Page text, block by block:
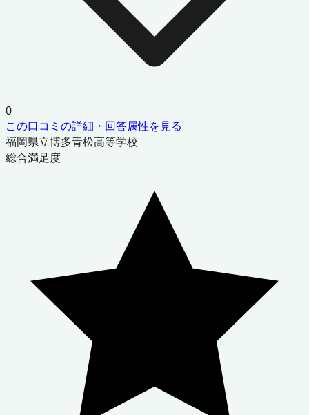
0
この口コミの詳細・回答属性を見る
福岡県立博多青松高等学校
総合満足度